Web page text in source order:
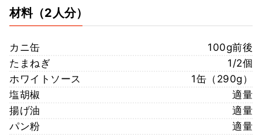
材料（2人分）
カニ缶
100g前後
たまねぎ
1/2個
ホワイトソース
1缶（290g）
塩胡椒
適量
揚げ油
適量
パン粉
適量